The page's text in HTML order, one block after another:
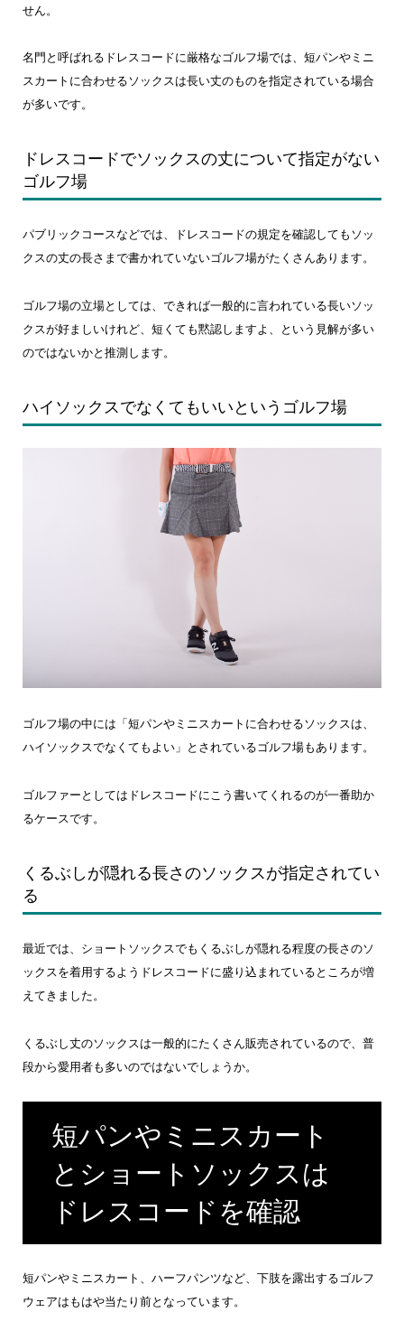
せん。
名門と呼ばれるドレスコードに厳格なゴルフ場では、短パンやミニ
スカートに合わせるソックスは長い丈のものを指定されている場合
が多いです。
ドレスコードでソックスの丈について指定がない
ゴルフ場
パブリックコースなどでは、ドレスコードの規定を確認してもソッ
クスの丈の長さまで書かれていないゴルフ場がたくさんあります。
ゴルフ場の立場としては、できれば一般的に言われている長いソッ
クスが好ましいけれど、短くても黙認しますよ、という見解が多い
のではないかと推測します。
ハイソックスでなくてもいいというゴルフ場
ゴルフ場の中には「短パンやミニスカートに合わせるソックスは、
ハイソックスでなくてもよい」とされているゴルフ場もあります。
ゴルファーとしてはドレスコードにこう書いてくれるのが一番助か
るケースです。
くるぶしが隠れる長さのソックスが指定されてい
る
最近では、ショートソックスでもくるぶしが隠れる程度の長さのソ
ックスを着用するようドレスコードに盛り込まれているところが増
えてきました。
くるぶし丈のソックスは一般的にたくさん販売されているので、普
段から愛用者も多いのではないでしょうか。
短パンやミニスカート
とショートソックスは
ドレスコードを確認
短パンやミニスカート、ハーフパンツなど、下肢を露出するゴルフ
ウェアはもはや当たり前となっています。